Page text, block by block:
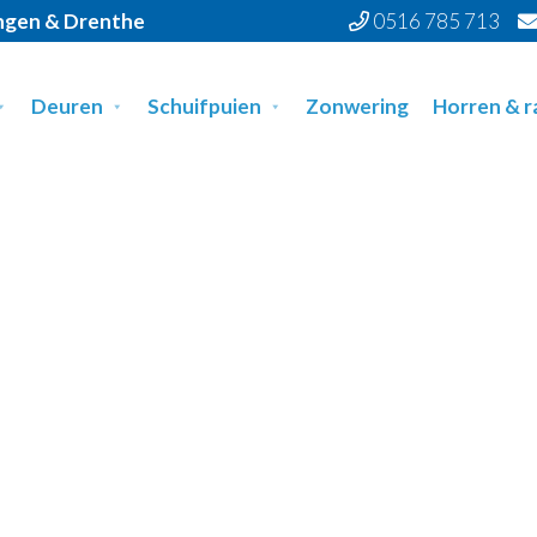
& Drenthe 0516 785 713
Deuren Schuifpuien Zonwering Horren &